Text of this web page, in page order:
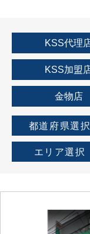
KSS代理
KSS加盟
金物店
都道府県選択
エリア選択